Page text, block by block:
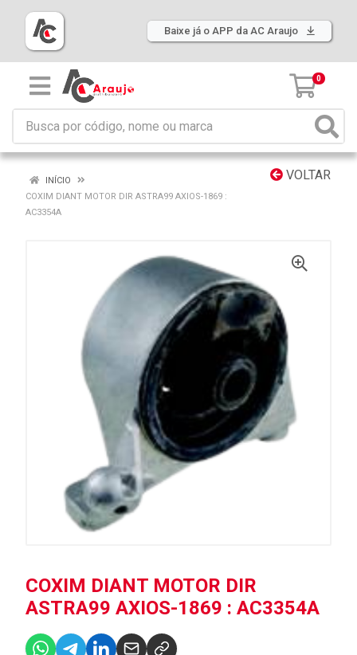
Baixe já o APP da AC Araujo
0
VOLTAR
INÍCIO
COXIM DIANT MOTOR DIR ASTRA99 AXIOS-1869 :
AC3354A
COXIM DIANT MOTOR DIR
ASTRA99 AXIOS-1869 : AC3354A